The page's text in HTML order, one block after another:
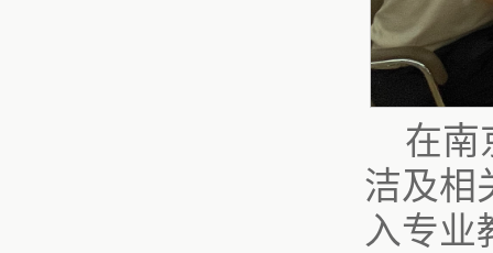
在南
洁及相
入专业